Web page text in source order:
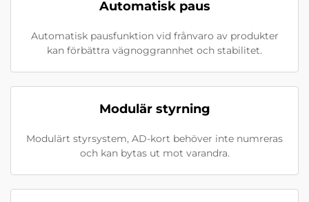
Automatisk paus
Automatisk pausfunktion vid frånvaro av produkter
kan förbättra vägnoggrannhet och stabilitet.
Modulär styrning
Modulärt styrsystem, AD-kort behöver inte numreras
och kan bytas ut mot varandra.